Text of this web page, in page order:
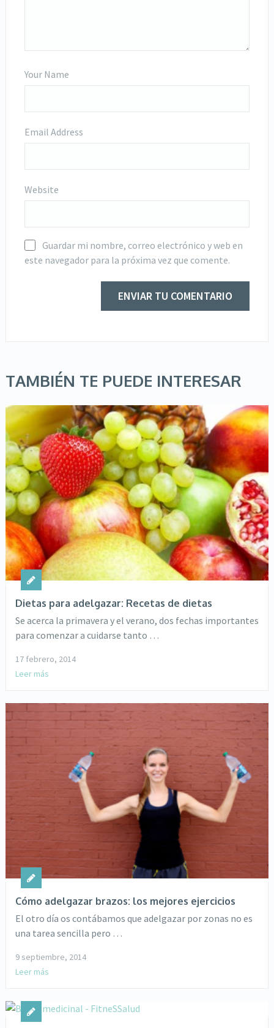
Your Name
Email Address
Website
Guardar mi nombre, correo electrónico y web en
este navegador para la próxima vez que comente.
TAMBIÉN TE PUEDE INTERESAR
Dietas para adelgazar: Recetas de dietas
Se acerca la primavera y el verano, dos fechas importantes
para comenzar a cuidarse tanto …
17 febrero, 2014
Leer más
Cómo adelgazar brazos: los mejores ejercicios
El otro día os contábamos que adelgazar por zonas no es
una tarea sencilla pero …
9 septiembre, 2014
Leer más